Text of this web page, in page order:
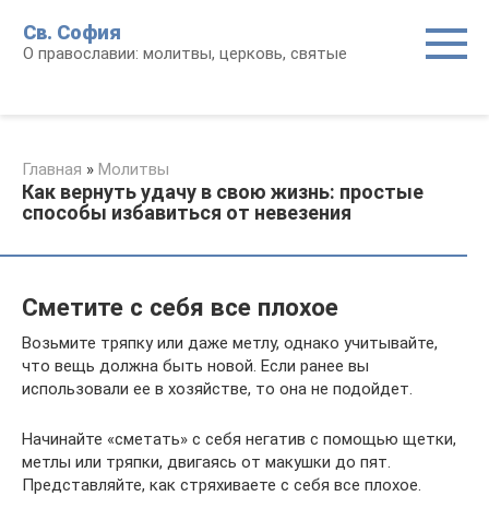
контенту
Св. София
О православии: молитвы, церковь, святые
Главная » Молитвы
Как вернуть удачу в свою жизнь: простые
способы избавиться от невезения
Сметите с себя все плохое
Возьмите тряпку или даже метлу, однако учитывайте,
что вещь должна быть новой. Если ранее вы
использовали ее в хозяйстве, то она не подойдет.
Начинайте «сметать» с себя негатив с помощью щетки,
метлы или тряпки, двигаясь от макушки до пят.
Представляйте, как стряхиваете с себя все плохое.